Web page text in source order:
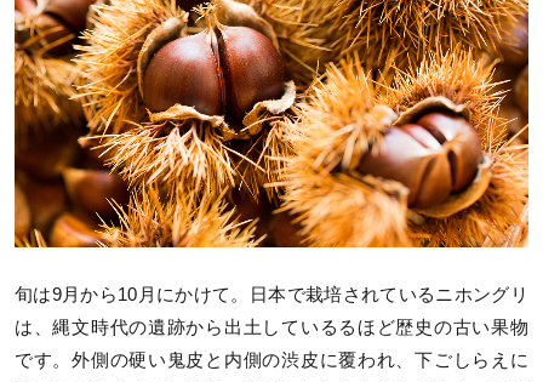
旬は9月から10月にかけて。日本で栽培されているニホングリ
は、縄文時代の遺跡から出土しているるほど歴史の古い果物
です。外側の硬い鬼皮と内側の渋皮に覆われ、下ごしらえに